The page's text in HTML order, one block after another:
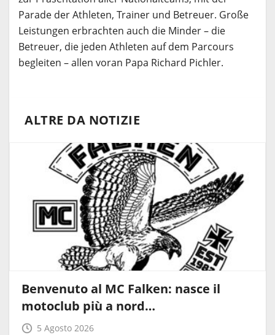
Parade der Athleten, Trainer und Betreuer. Große
Leistungen erbrachten auch die Minder – die
Betreuer, die jeden Athleten auf dem Parcours
begleiten – allen voran Papa Richard Pichler.
ALTRE DA NOTIZIE
Benvenuto al MC Falken: nasce il
motoclub più a nord…
5 Agosto 2026